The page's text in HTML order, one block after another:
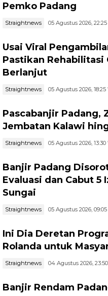
Pemko Padang
Straightnews 05 Agustus 2026,
Usai Viral
Pastikan Rehabilitasi
Berlanjut
Straightnews 05 Agustus 2026,
Pascabanjir Padang,
Jembatan Kalawi
Straightnews 05 Agustus 2026,
Banjir Padang
Evaluasi dan Cabut 5
Sungai
Straightnews 05 Agustus 2026,
Ini Dia Deretan
Rolanda untuk
Straightnews 04 Agustus 2026,
Banjir Rendam